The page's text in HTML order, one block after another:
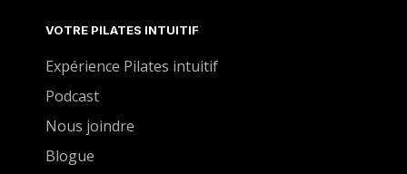
VOTRE PILATES INTUITIF
Expérience Pilates intuitif
Podcast
Nous joindre
Blogue